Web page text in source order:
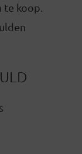
koop.